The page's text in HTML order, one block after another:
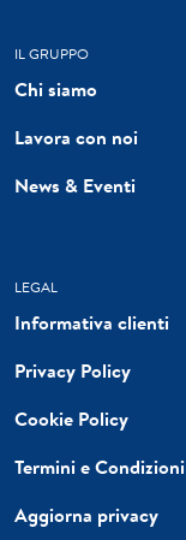
IL GRUPPO
Chi siamo
Lavora con noi
News & Eventi
LEGAL
Informativa clienti
Privacy Policy
Cookie Policy
Termini e Condizioni
Aggiorna privacy